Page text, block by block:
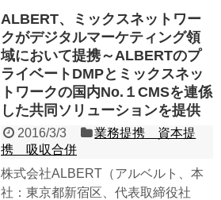
ALBERT、ミックスネットワー
クがデジタルマーケティング領
域において提携～ALBERTのプ
ライベートDMPとミックスネッ
トワークの国内No.１CMSを連係
した共同ソリューションを提供
2016/3/3
業務提携 資本提
携 吸収合併
株式会社ALBERT（アルベルト、本
社：東京都新宿区、代表取締役社